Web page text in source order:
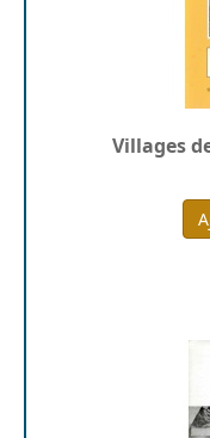
Villages